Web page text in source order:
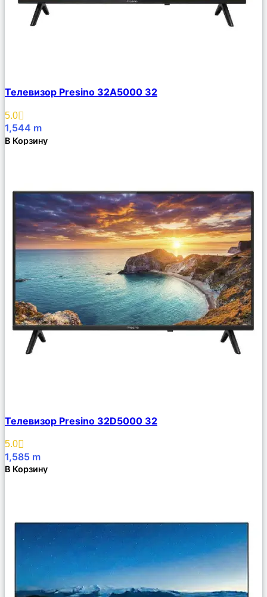
Описание
Избранное
Телевизор Presino 32A5000 32
5.0
1,544 m
В Корзину
Описание
Избранное
Телевизор Presino 32D5000 32
5.0
1,585 m
В Корзину